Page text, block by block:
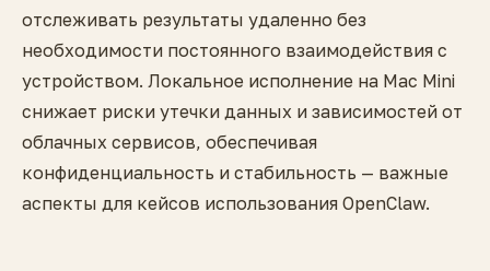
отслеживать результаты удаленно без
необходимости постоянного взаимодействия с
устройством. Локальное исполнение на Mac Mini
снижает риски утечки данных и зависимостей от
облачных сервисов, обеспечивая
конфиденциальность и стабильность — важные
аспекты для кейсов использования OpenClaw.